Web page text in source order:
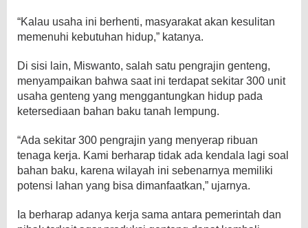
“Kalau usaha ini berhenti, masyarakat akan kesulitan
memenuhi kebutuhan hidup,” katanya.
Di sisi lain, Miswanto, salah satu pengrajin genteng,
menyampaikan bahwa saat ini terdapat sekitar 300 unit
usaha genteng yang menggantungkan hidup pada
ketersediaan bahan baku tanah lempung.
“Ada sekitar 300 pengrajin yang menyerap ribuan
tenaga kerja. Kami berharap tidak ada kendala lagi soal
bahan baku, karena wilayah ini sebenarnya memiliki
potensi lahan yang bisa dimanfaatkan,” ujarnya.
Ia berharap adanya kerja sama antara pemerintah dan